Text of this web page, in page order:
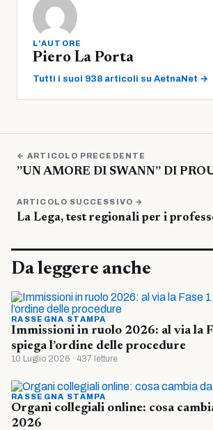
L'AUTORE
Piero La Porta
Tutti i suoi 938 articoli su AetnaNet →
← ARTICOLO PRECEDENTE
”UN AMORE DI SWANN” DI
ARTICOLO SUCCESSIVO →
La Lega, test regionali per i
Da leggere anche
RASSEGNA STAMPA
Immissioni in ruolo 2026: al via la
spiega l’ordine delle procedure
10 Luglio 2026 · 437 letture
RASSEGNA STAMPA
Organi collegiali online: cosa
2026